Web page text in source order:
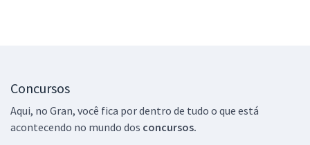
Concursos
Aqui, no Gran, você fica por dentro de tudo o que está
acontecendo no mundo dos concursos.